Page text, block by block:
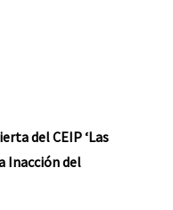
del CEIP ‘Las
Inacción del